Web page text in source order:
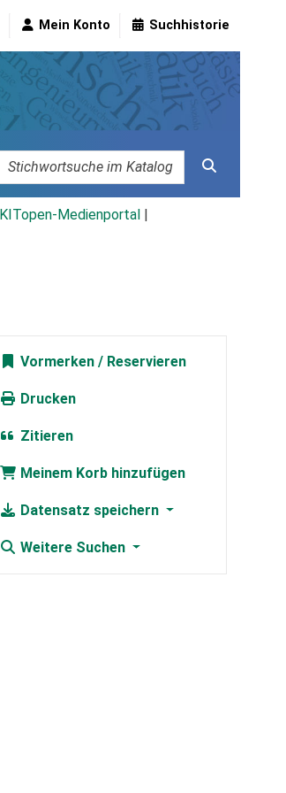
Mein Konto Suchhistorie
KITopen-Medienportal
Vormerken
Drucken
Zitieren
Meinem Korb hinzufügen
Datensatz speichern
Weitere Suchen